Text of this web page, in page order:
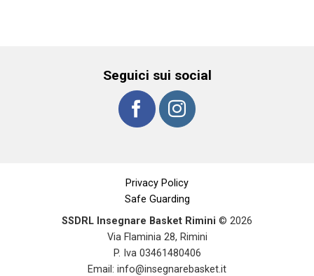
Seguici sui social
Privacy Policy
Safe Guarding
SSDRL Insegnare Basket Rimini © 2026
Via Flaminia 28, Rimini
P. Iva 03461480406
Email: info@insegnarebasket.it